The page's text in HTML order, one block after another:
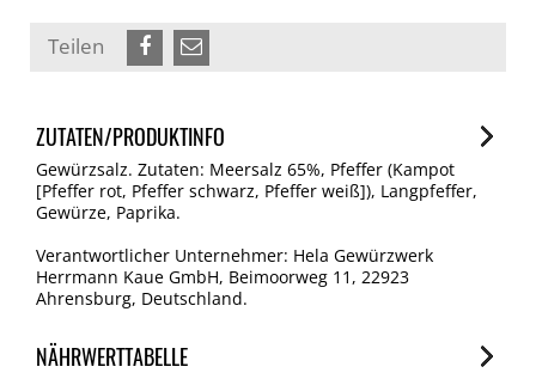
Teilen
ZUTATEN/PRODUKTINFO
Gewürzsalz. Zutaten: Meersalz 65%, Pfeffer (Kampot
[Pfeffer rot, Pfeffer schwarz, Pfeffer weiß]), Langpfeffer,
Gewürze, Paprika.
Verantwortlicher Unternehmer: Hela Gewürzwerk
Herrmann Kaue GmbH, Beimoorweg 11, 22923
Ahrensburg, Deutschland.
NÄHRWERTTABELLE